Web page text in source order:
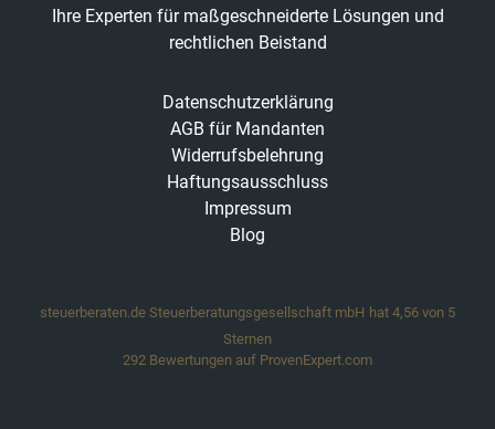
Ihre Experten für maßgeschneiderte Lösungen und
rechtlichen Beistand
Datenschutzerklärung
AGB für Mandanten
Widerrufsbelehrung
Haftungsausschluss
Impressum
Blog
steuerberaten.de Steuerberatungsgesellschaft mbH hat 4,56 von 5
Sternen
292 Bewertungen auf ProvenExpert.com